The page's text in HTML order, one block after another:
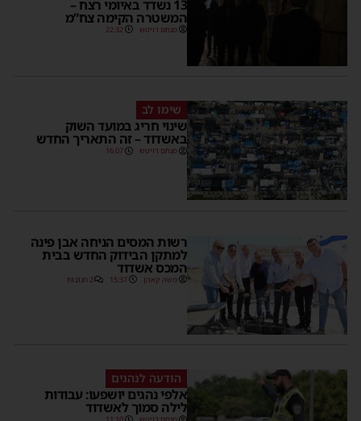
13 נשדד באיומי רצח –
המשטרה הקימה צח”מ
מנחם דויטש 22:32
שימו לב
שינוי חריג במועד השוק
באשדוד – זה התאריך החדש
מנחם דויטש 16:07
רשות המסים הניחה אבן פינה
למתקן הבידוק החדש בבית
המכס אשדוד
משה קאהן 15:37 2 תגובות
הודעה לנהגים
אלפי נהגים יושפעו: עבודות
לילה סמוך לאשדוד